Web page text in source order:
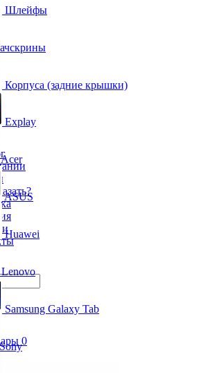
0
Шлейфы
Корпуса (задние крышки)
Explay
Acer
ASUS
Huawei
Lenovo
Samsung Galaxy Tab
Sony